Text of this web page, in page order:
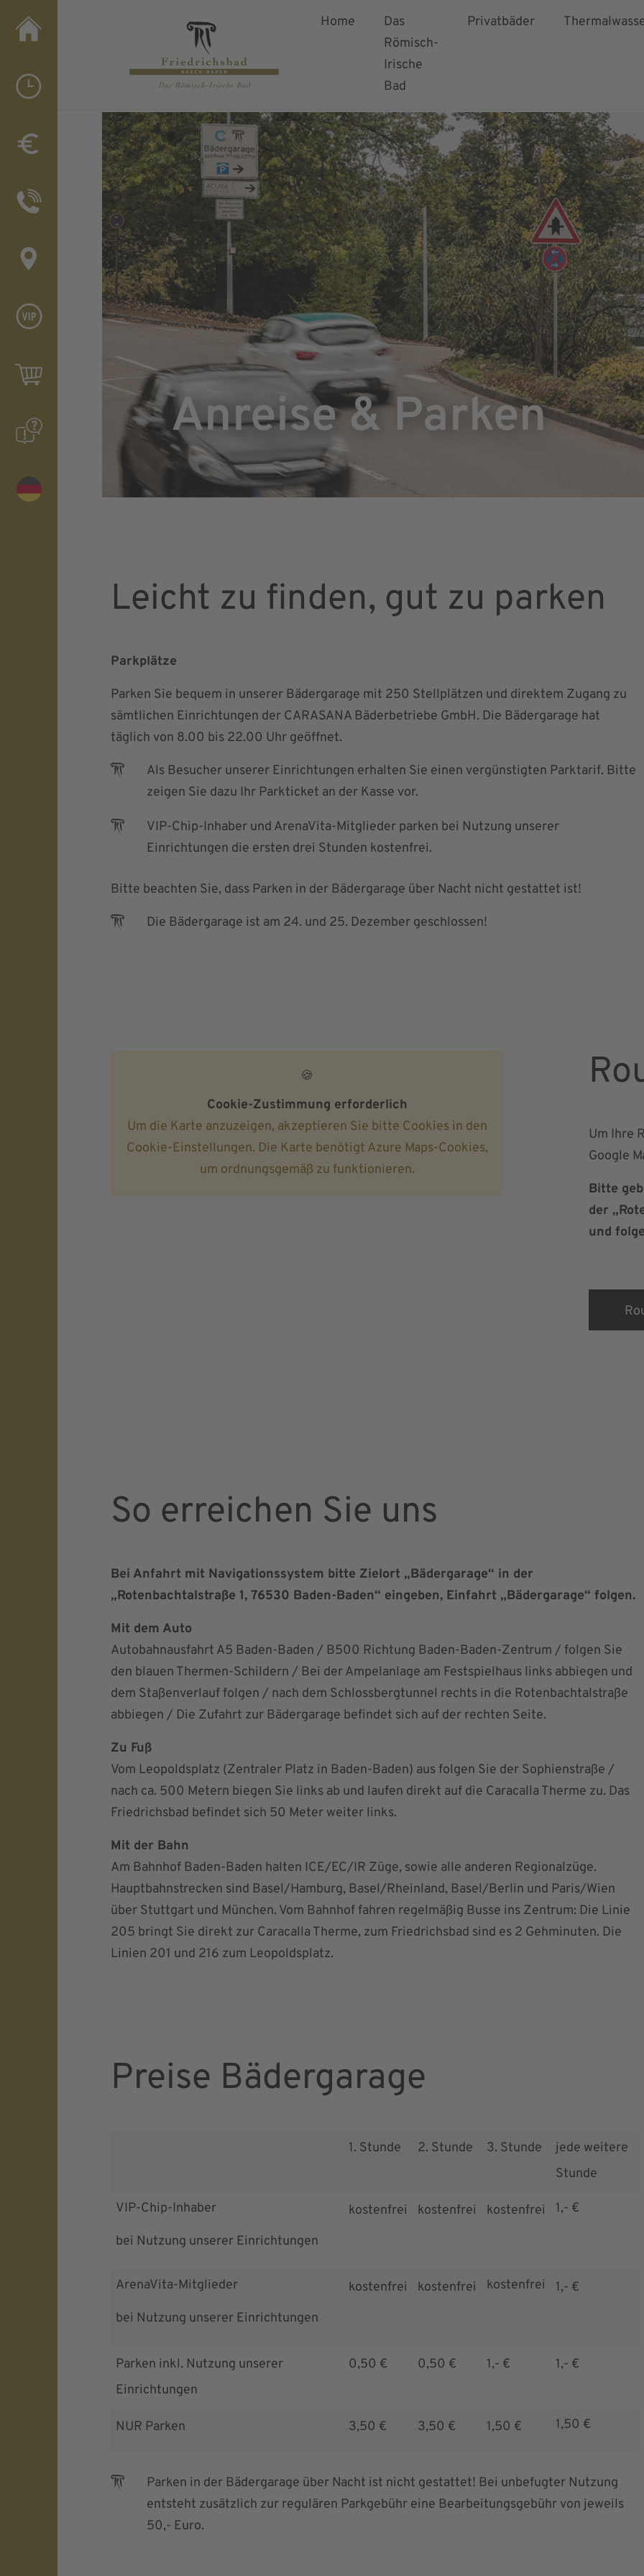
Home
Das
Römisch-
Irische
Bad
Privatbäder
Anreise & Parken
Leicht zu finden, gut zu parken
Parkplätze
Parken Sie bequem in unserer Bädergarage mit 250 Stellplätzen und direktem Zugang zu
sämtlichen Einrichtungen der CARASANA Bäderbetriebe GmbH. Die Bädergarage hat
täglich von 8.00 bis 22.00 Uhr geöffnet.
Als Besucher unserer Einrichtungen erhalten Sie einen vergünstigten Parktarif. Bitte
zeigen Sie dazu Ihr Parkticket an der Kasse vor.
VIP-Chip-Inhaber und ArenaVita-Mitglieder parken bei Nutzung unserer
Einrichtungen die ersten drei Stunden kostenfrei.
Bitte beachten Sie, dass Parken in der Bädergarage über Nacht nicht gestattet ist!
Die Bädergarage ist am 24. und 25. Dezember geschlossen!
🍪
Cookie-Zustimmung erforderlich
Um die Karte anzuzeigen, akzeptieren Sie bitte Cookies in den
Cookie-Einstellungen. Die Karte benötigt Azure Maps-Cookies,
um ordnungsgemäß zu funktionieren.
Um Ihre
Google
Bitte
der
und
So erreichen Sie uns
Bei Anfahrt mit Navigationssystem bitte Zielort „Bädergarage“ in der
„Rotenbachtalstraße 1, 76530 Baden-Baden“ eingeben, Einfahrt „Bädergarage“ folgen.
Mit dem Auto
Autobahnausfahrt A5 Baden-Baden / B500 Richtung Baden-Baden-Zentrum / folgen Sie
den blauen Thermen-Schildern / Bei der Ampelanlage am Festspielhaus links abbiegen und
dem Staßenverlauf folgen / nach dem Schlossbergtunnel rechts in die Rotenbachtalstraße
abbiegen / Die Zufahrt zur Bädergarage befindet sich auf der rechten Seite.
Zu Fuß
Vom Leopoldsplatz (Zentraler Platz in Baden-Baden) aus folgen Sie der Sophienstraße /
nach ca. 500 Metern biegen Sie links ab und laufen direkt auf die Caracalla Therme zu. Das
Friedrichsbad befindet sich 50 Meter weiter links.
Mit der Bahn
Am Bahnhof Baden-Baden halten ICE/EC/IR Züge, sowie alle anderen Regionalzüge.
Hauptbahnstrecken sind Basel/Hamburg, Basel/Rheinland, Basel/Berlin und Paris/Wien
über Stuttgart und München. Vom Bahnhof fahren regelmäßig Busse ins Zentrum: Die Linie
205 bringt Sie direkt zur Caracalla Therme, zum Friedrichsbad sind es 2 Gehminuten. Die
Linien 201 und 216 zum Leopoldsplatz.
Preise Bädergarage
VIP-Chip-Inhaber
bei Nutzung unserer Einrichtungen
ArenaVita-Mitglieder
bei Nutzung unserer Einrichtungen
Parken inkl. Nutzung unserer
Einrichtungen
NUR Parken
1. Stunde 2. Stunde 3. Stunde
jede weitere
Stunde
kostenfrei kostenfrei kostenfrei 1,- €
kostenfrei kostenfrei kostenfrei 1,- €
0,50 € 0,50 € 1,- € 1,- €
3,50 € 3,50 € 1,50 € 1,50 €
Parken in der Bädergarage über Nacht ist nicht gestattet! Bei unbefugter Nutzung
entsteht zusätzlich zur regulären Parkgebühr eine Bearbeitungsgebühr von jeweils
50,- Euro.